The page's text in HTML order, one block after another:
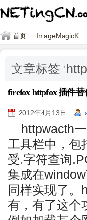
首页 ImageMagicK
文章标签
firefox httpfox 插件替
2012年4月13日
httpwacth
工具栏中，包
受.字符查询
集成在
同样实现了。
有，有了这个